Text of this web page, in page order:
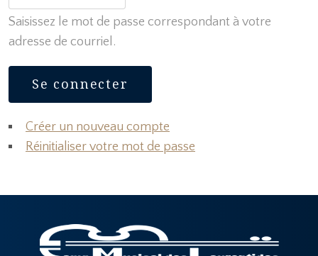
Saisissez le mot de passe correspondant à votre
adresse de courriel.
Créer un nouveau compte
Réinitialiser votre mot de passe